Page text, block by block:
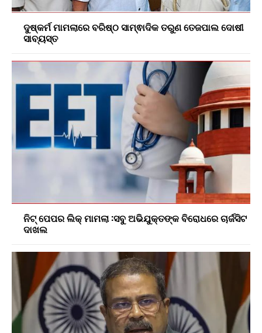
ଦୁଷ୍କର୍ମ ମାମଲାରେ ବରିଷ୍ଠ ସାମ୍ଵାଦିକ ତରୁଣ ତେଜପାଲ ଦୋଷୀ
ସାବ୍ୟସ୍ତ
ନିଟ୍ ପେପର ଲିକ୍ ମାମଲା :ସବୁ ଅଭିଯୁକ୍ତଙ୍କ ବିରୋଧରେ ଚାର୍ଜସିଟ
ଦାଖଲ